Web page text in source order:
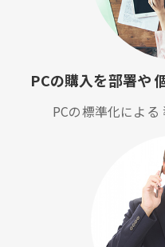
PCの購入を部署や
PCの標準化による